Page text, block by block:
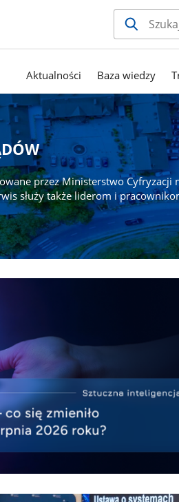
Aktualności Baza wiedzy
przez Ministerstwo
służy także liderom i